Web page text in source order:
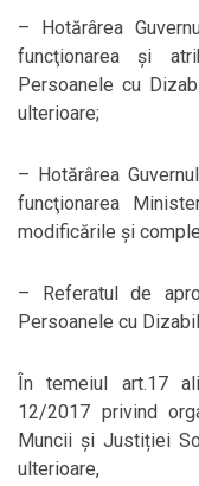
– Hotărârea
funcţionarea şi
Persoanele cu
ulterioare;
– Hotărârea
funcţionarea
modificările şi
– Referatul de
Persoanele cu
În temeiul art.17
12/2017 privind
Muncii și Justiției
ulterioare,